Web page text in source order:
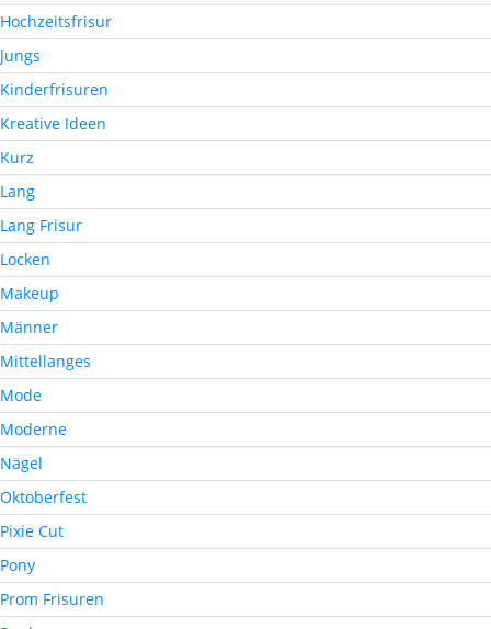
Hochzeitsfrisur
Jungs
Kinderfrisuren
Kreative Ideen
Kurz
Lang
Lang Frisur
Locken
Makeup
Männer
Mittellanges
Mode
Moderne
Nägel
Oktoberfest
Pixie Cut
Pony
Prom Frisuren